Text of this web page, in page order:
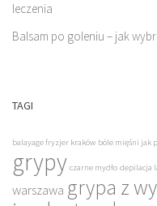
leczenia
Balsam po goleniu – jak
TAGI
balayage fryzjer kraków bóle mięśni jak
grypy czarne mydło depilacja
warszawa grypa z